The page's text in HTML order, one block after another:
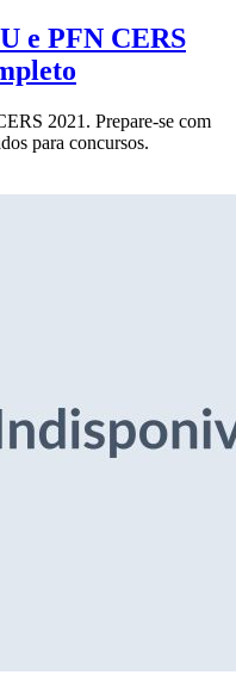
e PFN CERS
2021. Prepare-se com
para concursos.